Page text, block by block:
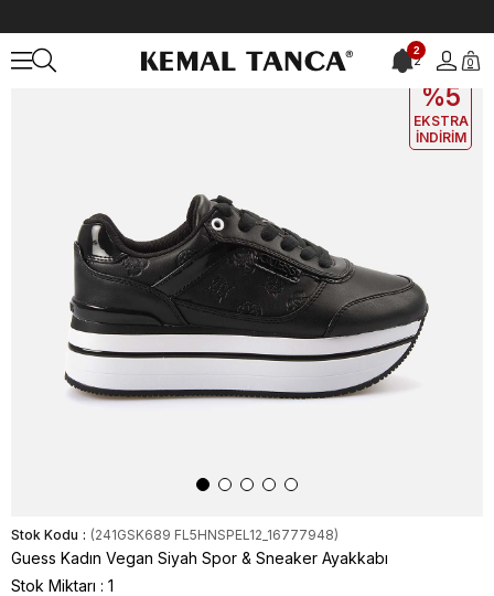
2
2 0
EKLE5
%5
EKSTRA
İNDİRİM
Stok Kodu (241GSK689 FL5HNSPEL12_16777948)
Guess Kadın Vegan Siyah Spor & Sneaker Ayakkabı
Stok Miktarı : 1